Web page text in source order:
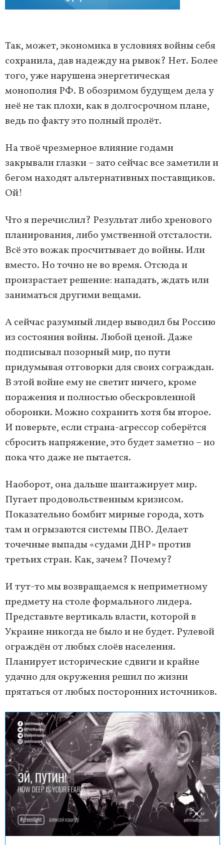
Так, может, экономика в условиях войны себя
сохранила, дав надежду на рывок? Нет. Более
того, уже нарушена энергетическая
монополия РФ. В обозримом будущем дела у
неё не так плохи, как в долгосрочном плане,
ведь по факту это полный пролёт.
На твоё чрезмерное влияние годами
закрывали глазки – зато сейчас все заметили и
бегом находят альтернативных поставщиков.
Ой!
Что я перечислил? Результат либо хренового
планирования, либо умственной отсталости.
Всё это вожак просчитывает до войны. Или
вместо. Но точно не во время. Отсюда и
произрастает решение: нападать, ждать или
заниматься другими вещами.
А сейчас разумный лидер выводил бы Россию
из состояния войны. Любой ценой. Даже
подписывал позорный мир, по пути
придумывая отговорки для своих сограждан.
В этой войне ему не светит ничего, кроме
поражения и полностью обескровленной
оборонки. Можно сохранить хотя бы второе.
И поверьте, если страна-агрессор соберётся
сбросить напряжение, это будет заметно – но
пока что даже не пытается.
Наоборот, она дальше шантажирует мир.
Пугает продовольственным кризисом.
Показательно бомбит мирные города, хоть
там и огрызаются системы ПВО. Делает
точечные выпады «судами ДНР» против
третьих стран. Как, зачем? Почему?
И тут-то мы возвращаемся к неприметному
предмету на столе формального лидера.
Представьте вертикаль власти, которой в
Украине никогда не было и не будет. Рулевой
ограждён от любых слоёв населения.
Планирует исторические сдвиги и крайне
удачно для окружения решил по жизни
прятаться от любых посторонних источников.